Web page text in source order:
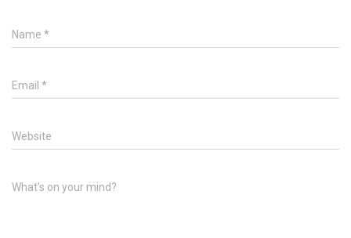
Name *
Email *
Website
What's on your mind?